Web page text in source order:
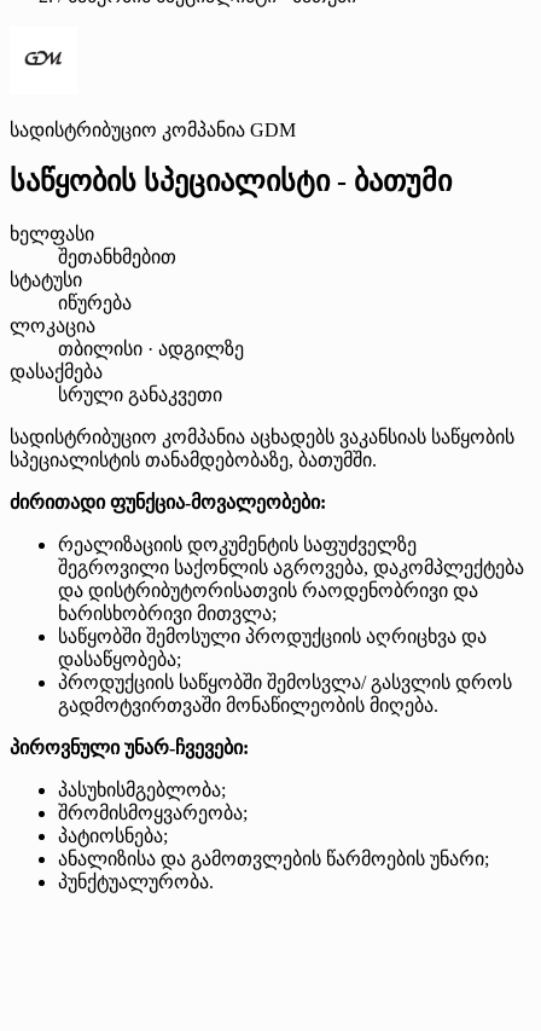
სადისტრიბუციო კომპანია GDM
საწყობის სპეციალისტი - ბათუმი
ხელფასი
შეთანხმებით
სტატუსი
იწურება
ლოკაცია
თბილისი · ადგილზე
დასაქმება
სრული განაკვეთი
სადისტრიბუციო კომპანია აცხადებს ვაკანსიას საწყობის
სპეციალისტის თანამდებობაზე, ბათუმში.
ძირითადი ფუნქცია-მოვალეობები:
რეალიზაციის დოკუმენტის საფუძველზე
შეგროვილი საქონლის აგროვება, დაკომპლექტება
და დისტრიბუტორისათვის რაოდენობრივი და
ხარისხობრივი მითვლა;
საწყობში შემოსული პროდუქციის აღრიცხვა და
დასაწყობება;
პროდუქციის საწყობში შემოსვლა/ გასვლის დროს
გადმოტვირთვაში მონაწილეობის მიღება.
პიროვნული უნარ-ჩვევები:
პასუხისმგებლობა;
შრომისმოყვარეობა;
პატიოსნება;
ანალიზისა და გამოთვლების წარმოების უნარი;
პუნქტუალურობა.